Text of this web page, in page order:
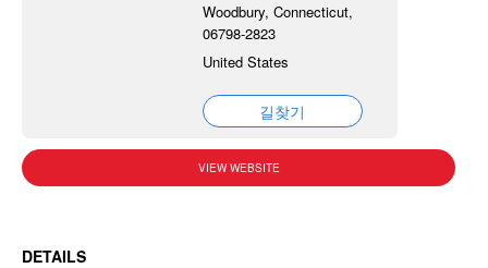
Woodbury, Connecticut,
06798-2823
United States
길찾기
VIEW WEBSITE
DETAILS